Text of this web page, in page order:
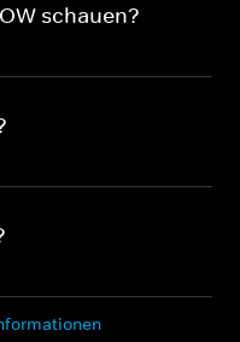
schauen?